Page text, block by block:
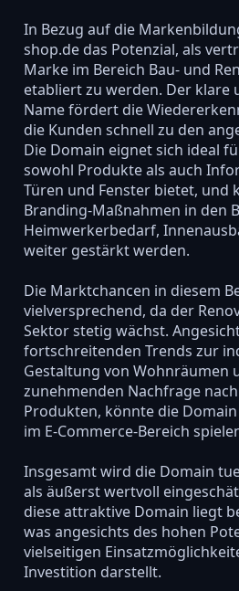
In Bezug auf die
shop.de das Potenzial, als
Marke im Bereich Bau- und
etabliert zu werden. Der klare
Name fördert die
die Kunden schnell zu den
Die Domain eignet sich ideal
sowohl Produkte als auch
Türen und Fenster bietet, und
Branding-Maßnahmen in den
Heimwerkerbedarf,
weiter gestärkt werden.
Die Marktchancen in diesem
vielversprechend, da der
Sektor stetig wächst.
fortschreitenden Trends zur
Gestaltung von Wohnräumen
zunehmenden Nachfrage
Produkten, könnte die
im E-Commerce-Bereich
Insgesamt wird die Domain
als äußerst wertvoll
diese attraktive Domain liegt
was angesichts des hohen
vielseitigen
Investition darstellt.